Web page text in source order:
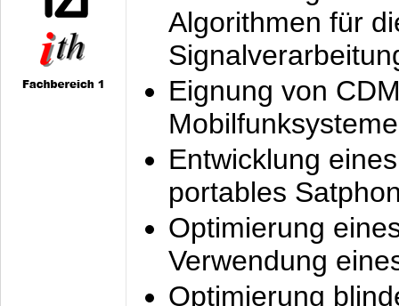
Algorithmen für
Eignung von
Mobilfunksysteme
Entwicklung
portables
Optimierung
Verwendung
Optimierung